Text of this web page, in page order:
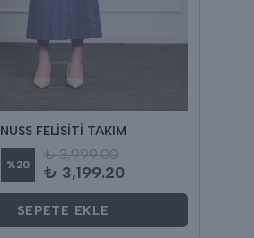
NUSS FELİSİTİ TAKIM
%20
₺ 3,999.00
₺ 3,199.20
SEPETE EKLE